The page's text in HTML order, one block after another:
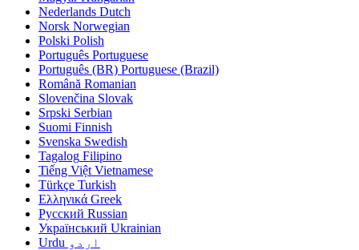
Nederlands Dutch
Norsk Norwegian
Polski Polish
Português Portuguese
Português (BR) Portuguese (Brazil)
Română Romanian
Slovenčina Slovak
Srpski Serbian
Suomi Finnish
Svenska Swedish
Tagalog Filipino
Tiếng Việt Vietnamese
Türkçe Turkish
Ελληνικά Greek
Русский Russian
Український Ukrainian
اردو Urdu